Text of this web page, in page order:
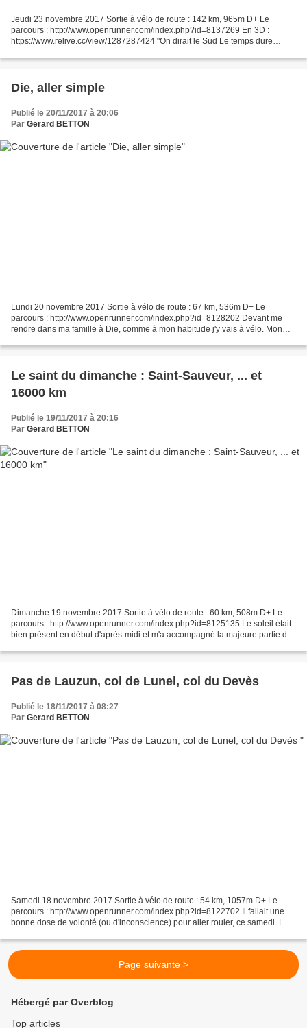
Jeudi 23 novembre 2017 Sortie à vélo de route : 142 km, 965m D+ Le
parcours : http://www.openrunner.com/index.php?id=8137269 En 3D :
https://www.relive.cc/view/1287287424 "On dirait le Sud Le temps dure
Die, aller simple
Publié le 20/11/2017 à 20:06
Par Gerard BETTON
Lundi 20 novembre 2017 Sortie à vélo de route : 67 km, 536m D+ Le
parcours : http://www.openrunner.com/index.php?id=8128202 Devant me
rendre dans ma famille à Die, comme à mon habitude j'y vais à vélo. Mon
Le saint du dimanche : Saint-Sauveur, ... et
16000 km
Publié le 19/11/2017 à 20:16
Par Gerard BETTON
Dimanche 19 novembre 2017 Sortie à vélo de route : 60 km, 508m D+ Le
parcours : http://www.openrunner.com/index.php?id=8125135 Le soleil était
bien présent en début d'après-midi et m'a accompagné la majeure partie de
Pas de Lauzun, col de Lunel, col du Devès
Publié le 18/11/2017 à 08:27
Par Gerard BETTON
Samedi 18 novembre 2017 Sortie à vélo de route : 54 km, 1057m D+ Le
parcours : http://www.openrunner.com/index.php?id=8122702 Il fallait une
bonne dose de volonté (ou d'inconscience) pour aller rouler, ce samedi. La
Page suivante >
Hébergé par Overblog
Top articles